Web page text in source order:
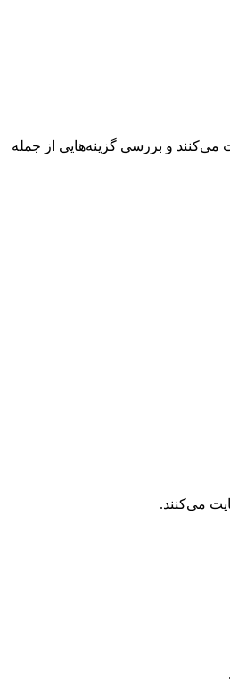
می‌کنند و بررسی گزینه‌هایی از جمله
می‌کنند.